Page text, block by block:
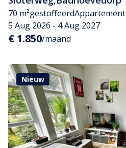
70 m²gestoffeerdAppartement
5 Aug 2026 - 4 Aug 2027
€ 1.850/maand
Nieuw